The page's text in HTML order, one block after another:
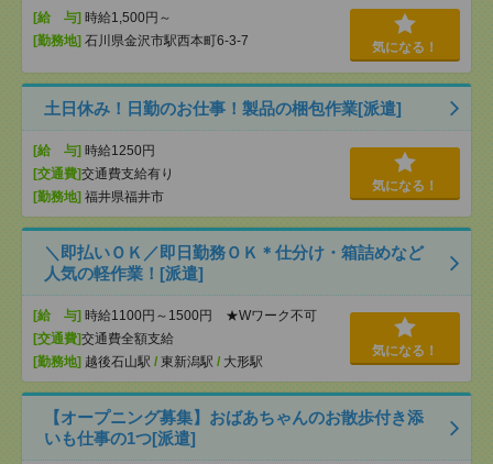
[給 与] 時給1,500円～
[勤務地] 石川県金沢市駅西本町6-3-7 気になる！
土日休み！日勤のお仕事！製品の梱包作業[派遣]
[給 与] 時給1250円
[交通費]交通費支給有り
[勤務地] 福井県福井市
気になる！
＼即払いＯＫ／即日勤務ＯＫ＊仕分け・箱詰めなど
人気の軽作業！[派遣]
[給 与] 時給1100円～1500円 ★Wワーク不可
[交通費]交通費全額支給
[勤務地] 越後石山駅 / 東新潟駅 / 大形駅
気になる！
【オープニング募集】おばあちゃんのお散歩付き添
いも仕事の1つ[派遣]